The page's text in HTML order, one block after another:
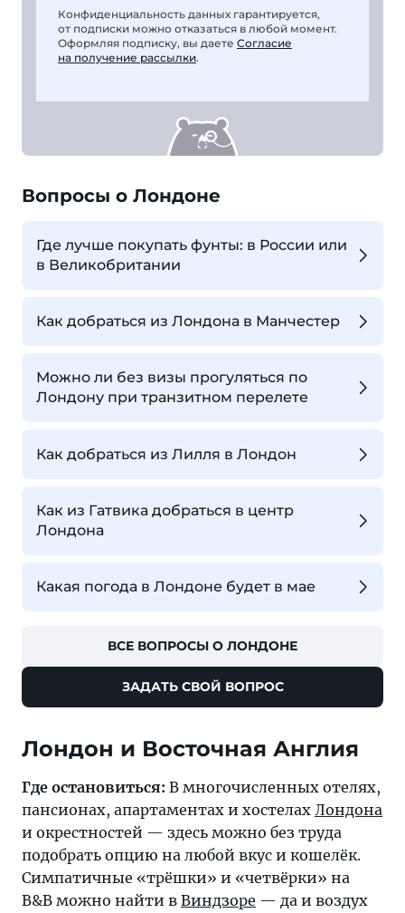
Конфиденциальность данных гарантируется,
от подписки можно отказаться в любой момент.
Оформляя подписку, вы даете Согласие
на получение рассылки.
Вопросы о Лондоне
Где лучше покупать фунты: в России или
в Великобритании
Как добраться из Лондона в Манчестер
Можно ли без визы прогуляться по
Лондону при транзитном перелете
Как добраться из Лилля в Лондон
Как из Гатвика добраться в центр
Лондона
Какая погода в Лондоне будет в мае
ВСЕ ВОПРОСЫ О ЛОНДОНЕ
ЗАДАТЬ СВОЙ ВОПРОС
Лондон и Восточная Англия
Где остановиться: В многочисленных отелях,
пансионах, апартаментах и хостелах Лондона
и окрестностей — здесь можно без труда
подобрать опцию на любой вкус и кошелёк.
Симпатичные «трёшки» и «четвёрки» на
B&B можно найти в Виндзоре — да и воздух